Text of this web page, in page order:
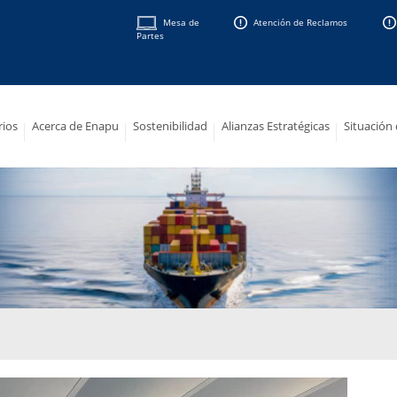
Mesa de
Partes
Atención de Reclamos
Acerca de Enapu Sostenibilidad Alianzas Estratégicas Situación